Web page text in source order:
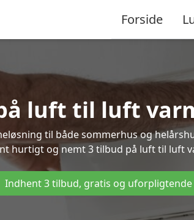
Forside
luft til luft
til både sommerhus og
hurtigt og nemt 3 tilbud på luft til luft
Indhent 3 tilbud, gratis og uforpligtende